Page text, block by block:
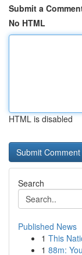
Submit a
No HTML
HTML is disabled
Search
Published News
1 This
1 88m: